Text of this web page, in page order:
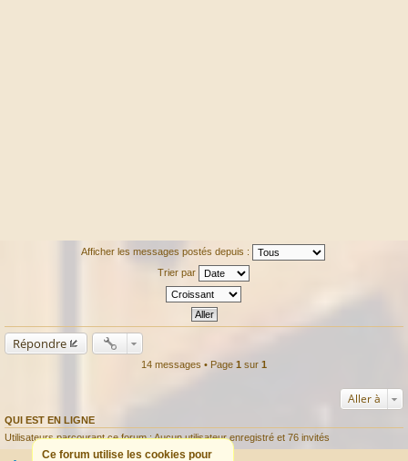
Afficher les messages postés depuis :
Trier par
Répondre
14 messages • Page 1 sur 1
Aller à
QUI EST EN LIGNE
Utilisateurs parcourant ce forum : Aucun utilisateur enregistré et 76 invités
Ce forum utilise les cookies pour